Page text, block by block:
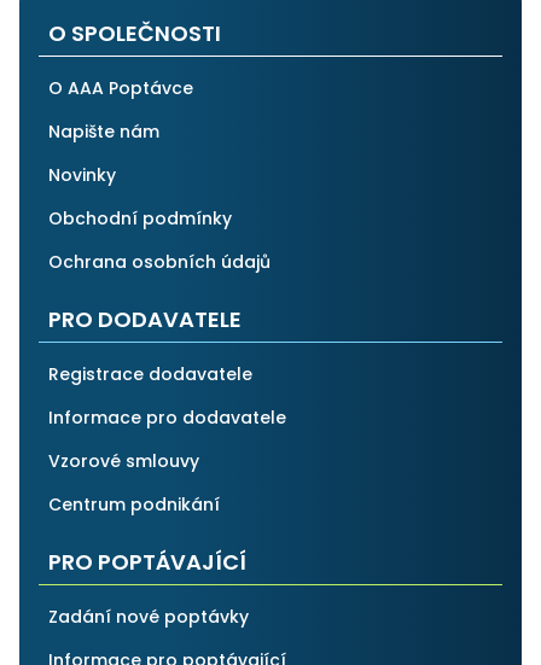
O SPOLEČNOSTI
O AAA Poptávce
Napište nám
Novinky
Obchodní podmínky
Ochrana osobních údajů
PRO DODAVATELE
Registrace dodavatele
Informace pro dodavatele
Vzorové smlouvy
Centrum podnikání
PRO POPTÁVAJÍCÍ
Zadání nové poptávky
Informace pro poptávající